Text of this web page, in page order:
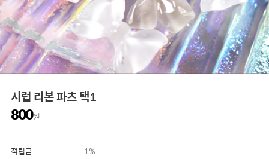
시럽 리본 파츠 택1
800원
적립금
1%